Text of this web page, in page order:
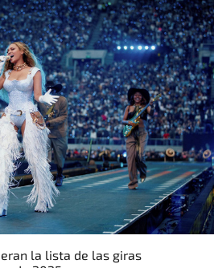
la lista de las giras